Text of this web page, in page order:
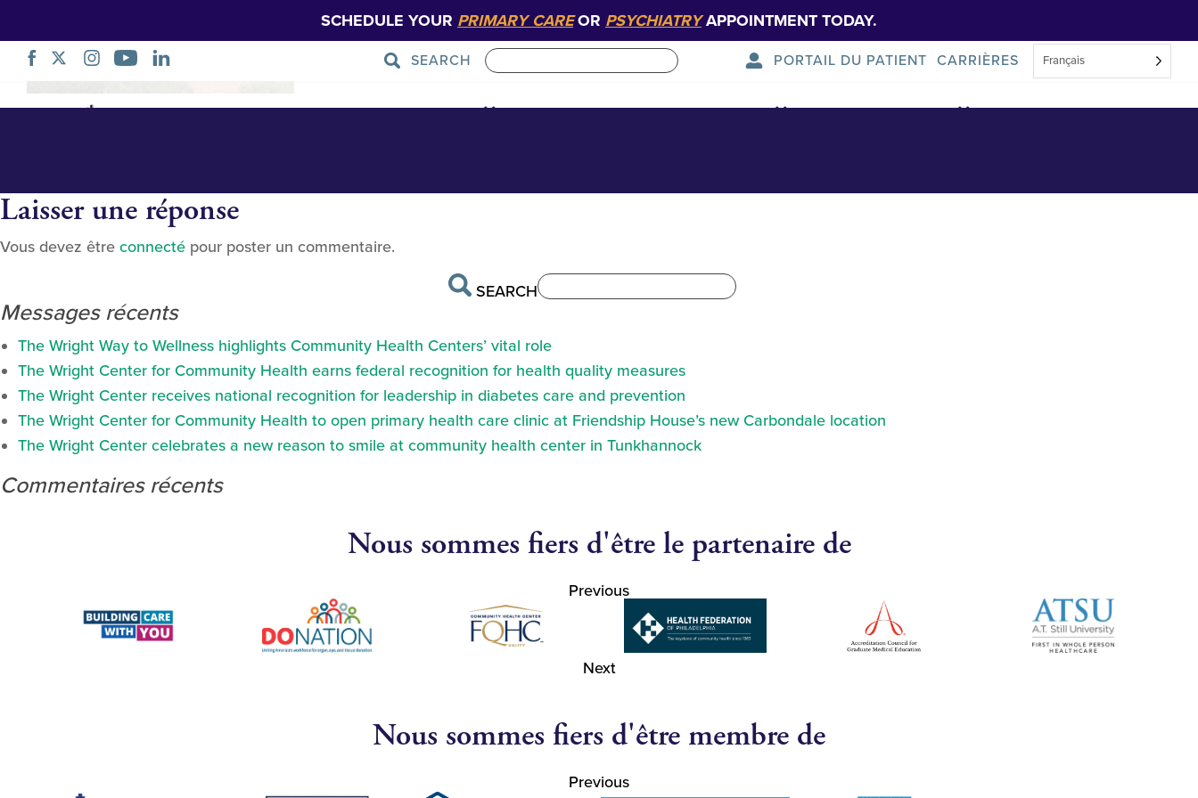
SCHEDULE YOUR PRIMARY CAREOR PSYCHIATRYAPPOINTMENT TODAY.
SEARCH PORTAIL DU PATIENT CARRIÈRES Français
Sauter
ATSU-SOMA-building
Laisser une réponse
Vous devez être connecté pour poster un commentaire.
SEARCH
Messages récents
The Wright Way to Wellness highlights Community Health Centers’ vital role
The Wright Center for Community Health earns federal recognition for health quality measures
The Wright Center receives national recognition for leadership in diabetes care and prevention
The Wright Center for Community Health to open primary health care clinic at Friendship House’s new Carbondale location
The Wright Center celebrates a new reason to smile at community health center in Tunkhannock
Commentaires récents
Nous sommes fiers d'être le partenaire de
Previous
Next
Nous sommes fiers d'être membre de
Previous